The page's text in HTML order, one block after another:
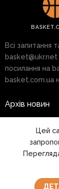
Всі запитання
basket@ukr.net
посилання на
basket.com.ua
Архів новин
Правила
Цей